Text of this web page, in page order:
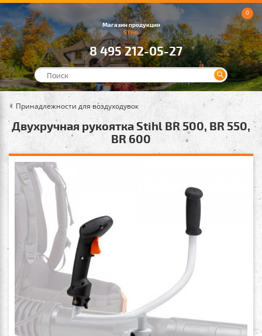
Магазин продукции
STIHL
8 495 212-05-27
0
Принадлежности для воздуходувок
Двухручная рукоятка Stihl BR 500, BR 550,
BR 600